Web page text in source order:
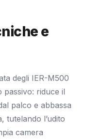
e
degli IER-M500
passivo: riduce il
palco e abbassa
tutelando l’udito
camera